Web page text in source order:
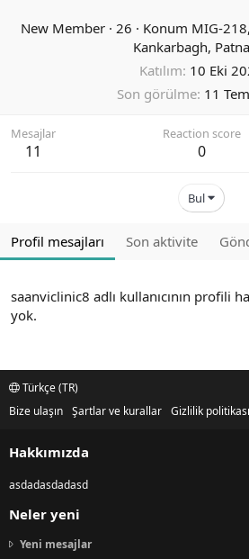
New Member · 26 · Konum MIG-
Kankarbagh,
Katılım 10 Eki
Son görülme 11
Mesajlar
11
Reaction score
0
Bul
Profil mesajları Son aktivite
saanviclinic8 adlı kullanıcının profili
yok.
Türkçe (TR)
Bize ulaşın Şartlar ve kurallar Gizlilik politikası
Hakkımızda
asdadasdadasd
Neler yeni
Yeni mesajlar